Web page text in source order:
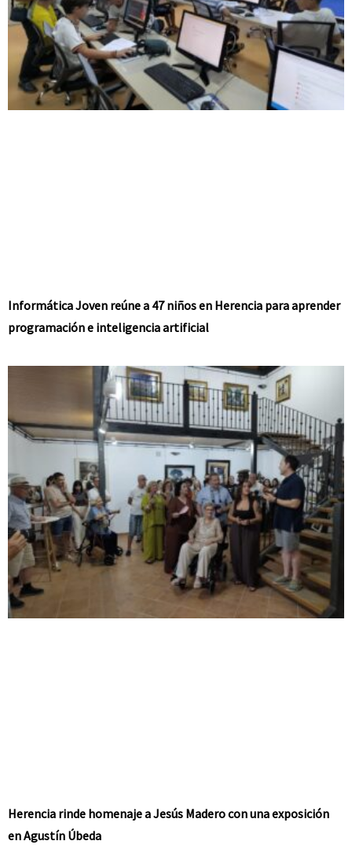
Informática Joven reúne a 47 niños en Herencia para aprender
programación e inteligencia artificial
Herencia rinde homenaje a Jesús Madero con una exposición
en Agustín Úbeda